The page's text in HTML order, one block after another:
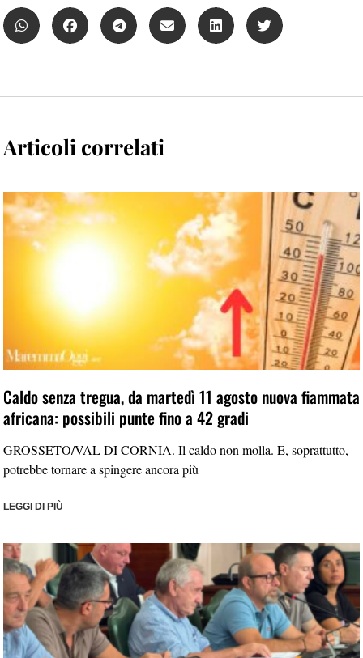
Articoli correlati
Caldo senza tregua, da martedì 11 agosto nuova fiammata
africana: possibili punte fino a 42 gradi
GROSSETO/VAL DI CORNIA. Il caldo non molla. E, soprattutto,
potrebbe tornare a spingere ancora più
LEGGI DI PIÙ